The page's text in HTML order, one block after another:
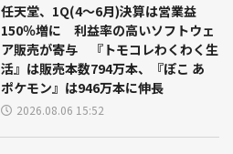
任天堂、1Q(4～6月)決算は営業益
150％増に 利益率の高いソフトウェ
ア販売が寄与 『トモコレわくわく生
活』は販売本数794万本、『ぽこ あ
ポケモン』は946万本に伸長
2026.08.06 15:52